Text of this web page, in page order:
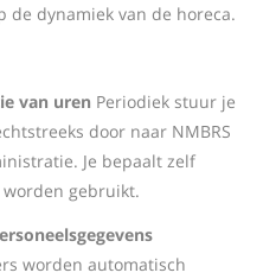
de dynamiek van de horeca.
van uren Periodiek stuur je
door naar NMBRS
Je bepaalt zelf
gebruikt.
worden automatisch